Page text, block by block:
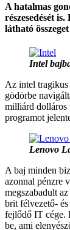
A hatalmas
részesedését
látható
Intel
Az intel tragikus
gödörbe
milliárd dolláros
programot
Lenovo
A baj minden
azonnal pénzre
megszabadult
brit félvezető-
fejlődő IT cége.
be, ami